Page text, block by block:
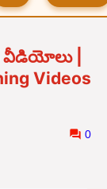
వీడియోలు |
Videos
0